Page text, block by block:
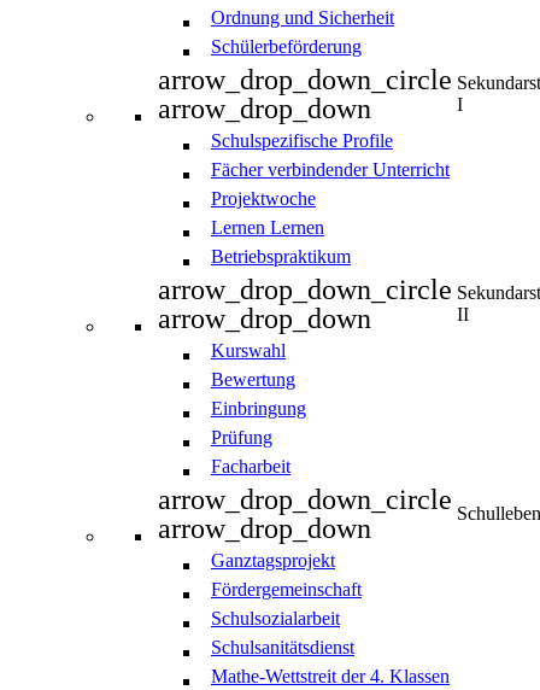
Ordnung und Sicherheit
Schülerbeförderung
arrow_drop_down_circle
arrow_drop_down
I
Schulspezifische Profile
Fächer verbindender Unterricht
Projektwoche
Lernen Lernen
Betriebspraktikum
arrow_drop_down_circle
arrow_drop_down
II
Kurswahl
Bewertung
Einbringung
Prüfung
Facharbeit
arrow_drop_down_circle
arrow_drop_down
Schulleben
Ganztagsprojekt
Fördergemeinschaft
Schulsozialarbeit
Schulsanitätsdienst
Mathe-Wettstreit der 4. Klassen